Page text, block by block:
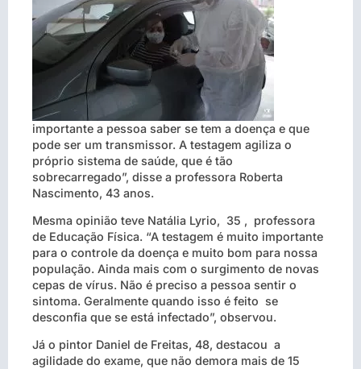
importante a pessoa saber se tem a doença e que
pode ser um transmissor. A testagem agiliza o
próprio sistema de saúde, que é tão
sobrecarregado”, disse a professora Roberta
Nascimento, 43 anos.
Mesma opinião teve Natália Lyrio, 35 , professora
de Educação Física. “A testagem é muito importante
para o controle da doença e muito bom para nossa
população. Ainda mais com o surgimento de novas
cepas de vírus. Não é preciso a pessoa sentir o
sintoma. Geralmente quando isso é feito se
desconfia que se está infectado”, observou.
Já o pintor Daniel de Freitas, 48, destacou a
agilidade do exame, que não demora mais de 15